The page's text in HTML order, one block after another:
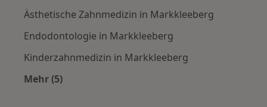
Ästhetische Zahnmedizin in Markkleeberg
Endodontologie in Markkleeberg
Kinderzahnmedizin in Markkleeberg
Mehr (5)